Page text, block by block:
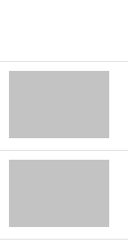
芯片设
股价下
WPP股
谷歌规
在地上